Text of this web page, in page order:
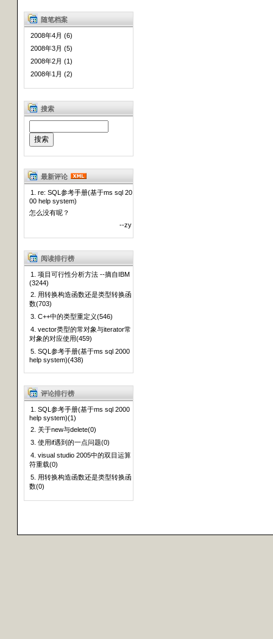
随笔档案
2008年4月 (6)
2008年3月 (5)
2008年2月 (1)
2008年1月 (2)
搜索
最新评论
1. re: SQL参考手册(基于ms sql 20
00 help system)
怎么没有呢？
--zy
阅读排行榜
1. 项目可行性分析方法 --摘自IBM
(3244)
2. 用转换构造函数还是类型转换函
数(703)
3. C++中的类型重定义(546)
4. vector类型的常对象与iterator常
对象的对应使用(459)
5. SQL参考手册(基于ms sql 2000
help system)(438)
评论排行榜
1. SQL参考手册(基于ms sql 2000
help system)(1)
2. 关于new与delete(0)
3. 使用if遇到的一点问题(0)
4. visual studio 2005中的双目运算
符重载(0)
5. 用转换构造函数还是类型转换函
数(0)